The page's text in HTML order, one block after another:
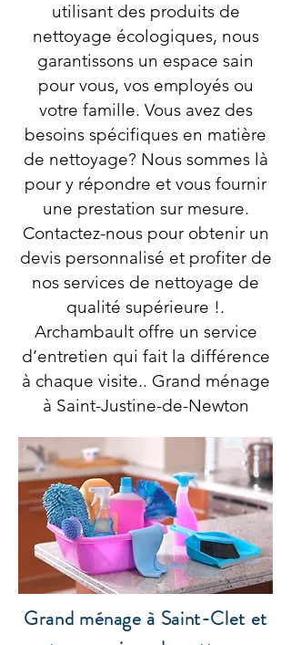
utilisant des produits de
nettoyage écologiques, nous
garantissons un espace sain
pour vous, vos employés ou
votre famille. Vous avez des
besoins spécifiques en matière
de nettoyage? Nous sommes là
pour y répondre et vous fournir
une prestation sur mesure.
Contactez-nous pour obtenir un
devis personnalisé et profiter de
nos services de nettoyage de
qualité supérieure !.
Archambault offre un service
d’entretien qui fait la différence
à chaque visite.. Grand ménage
à Saint-Justine-de-Newton
Grand ménage à Saint-Clet et